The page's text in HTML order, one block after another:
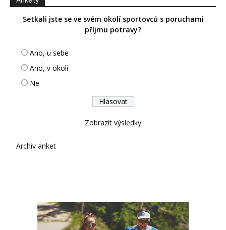
Setkali jste se ve svém okolí sportovců s poruchami
příjmu potravy?
Ano, u sebe
Ano, v okolí
Ne
Zobrazit výsledky
Archiv anket